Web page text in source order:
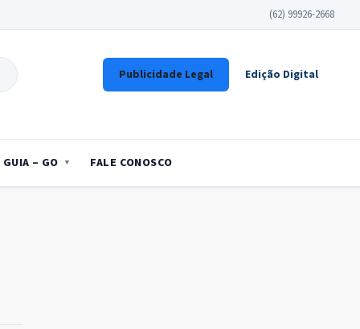
(62) 99926-2668
Publicidade Legal Edição Digital
GUIA – GO FALE CONOSCO